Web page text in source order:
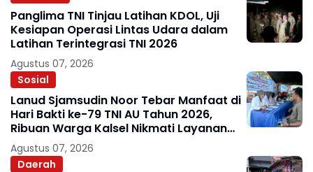
Panglima TNI Tinjau Latihan KDOL, Uji
Kesiapan Operasi Lintas Udara dalam
Latihan Terintegrasi TNI 2026
Agustus 07, 2026
Sosial
Lanud Sjamsudin Noor Tebar Manfaat di
Hari Bakti ke-79 TNI AU Tahun 2026,
Ribuan Warga Kalsel Nikmati Layanan
Kesehatan Gratis dan Bazar UMKM
Murah
Agustus 07, 2026
Daerah